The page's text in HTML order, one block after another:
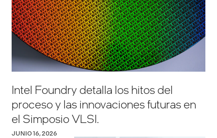
Intel Foundry detalla los hitos del
proceso y las innovaciones futuras en
el Simposio VLSI.
JUNIO 16, 2026